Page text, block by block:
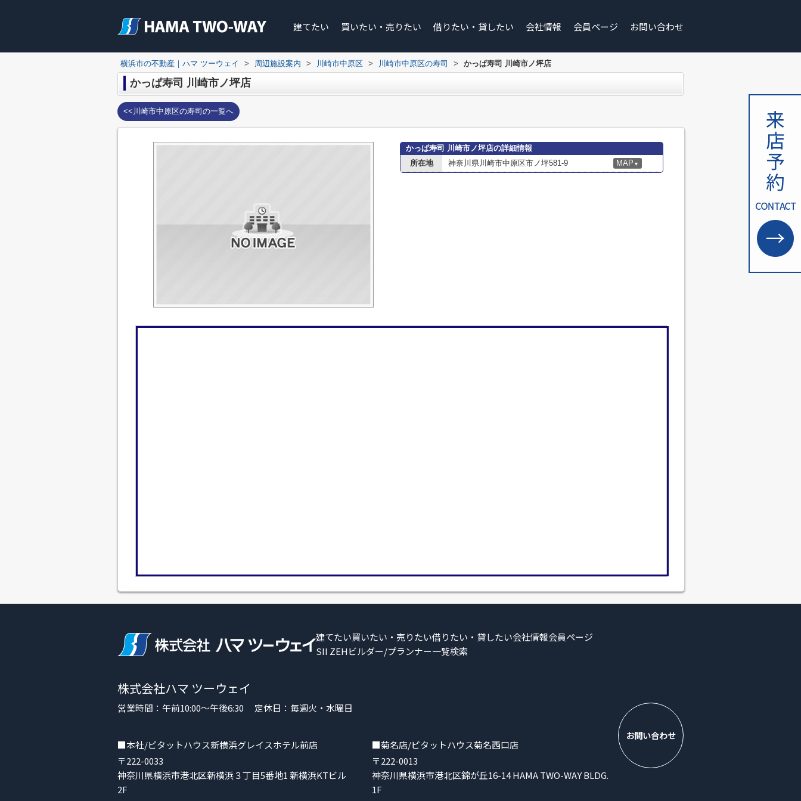
建てたい 買いたい・売りたい 借りたい・貸したい 会社情報 会員ページ お問い合わせ
横浜市の不動産｜ハマ ツーウェイ > 周辺施設案内 > 川崎市中原区 > 川崎市中原区の寿司 > かっぱ寿司 川崎市ノ坪店
かっぱ寿司 川崎市ノ坪店
<<川崎市中原区の寿司の一覧へ
かっぱ寿司 川崎市ノ坪店の詳細情報
所在地
神奈川県川崎市中原区市ノ坪581-9 MAP ▼
建てたい買いたい・売りたい借りたい・貸したい会社情報会員ページ
SII ZEHビルダー/プランナー一覧検索
株式会社ハマ ツーウェイ
営業時間：午前10:00～午後6:30 定休日：毎週火・水曜日
■本社/ピタットハウス新横浜グレイスホテル前店
〒222-0033
神奈川県横浜市港北区新横浜３丁目5番地1 新横浜KTビル
2F
■菊名店/ピタットハウス菊名西口店
〒222-0013
神奈川県横浜市港北区錦が丘16-14 HAMA TWO-WAY BLDG.
1F
お問い合わせ